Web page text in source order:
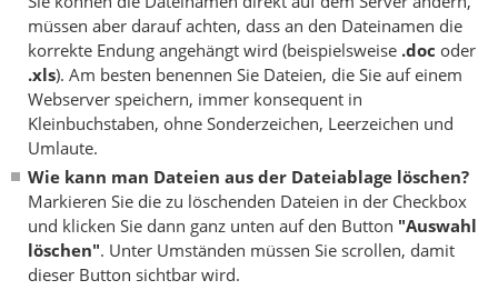
müssen aber darauf achten, dass an den Dateinamen die
korrekte Endung angehängt wird (beispielsweise .doc oder
.xls). Am besten benennen Sie Dateien, die Sie auf einem
Webserver speichern, immer konsequent in
Kleinbuchstaben, ohne Sonderzeichen, Leerzeichen und
Umlaute.
Wie kann man Dateien aus der Dateiablage löschen?
Markieren Sie die zu löschenden Dateien in der Checkbox
und klicken Sie dann ganz unten auf den Button "Auswahl
löschen". Unter Umständen müssen Sie scrollen, damit
dieser Button sichtbar wird.